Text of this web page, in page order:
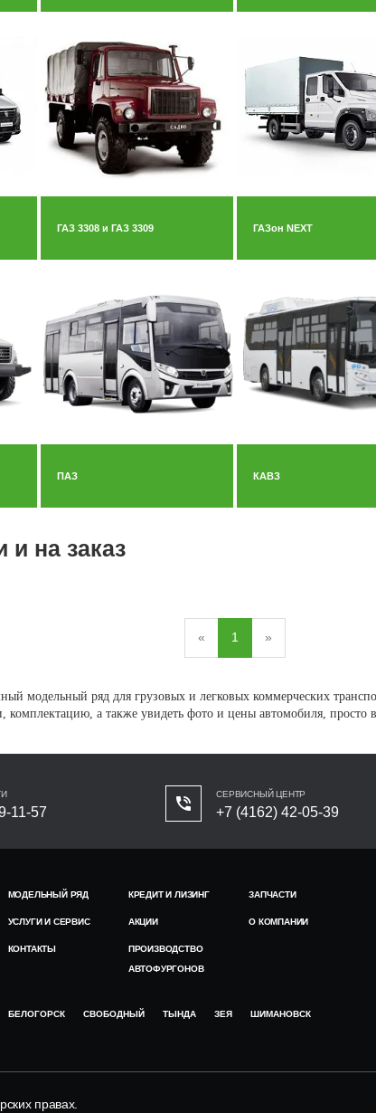
ГАЗ 3308 и ГАЗ 3309 ГАЗон NEXT
ПАЗ КАВЗ
и на заказ
« 1 »
модельный ряд для грузовых и легковых коммерческих
комплектацию, а также увидеть фото и цены автомобиля,
11-57
СЕРВИСНЫЙ ЦЕНТР
+7 (4162) 42-05-39
МОДЕЛЬНЫЙ РЯД КРЕДИТ И ЛИЗИНГ ЗАПЧАСТИ
УСЛУГИ И СЕРВИС АКЦИИ О КОМПАНИИ
КОНТАКТЫ
ПРОИЗВОДСТВО
АВТОФУРГОНОВ
БЕЛОГОРСК СВОБОДНЫЙ ТЫНДА ЗЕЯ ШИМАНОВСК
правах.